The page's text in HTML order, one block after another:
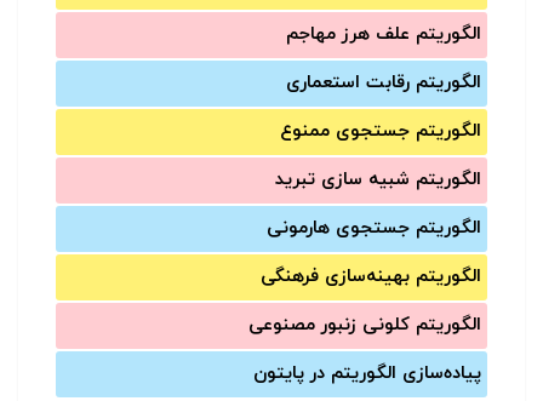
الگوریتم علف هرز مهاجم
الگوریتم رقابت استعماری
الگوریتم جستجوی ممنوع
الگوریتم شبیه سازی تبرید
الگوریتم جستجوی هارمونی
الگوریتم بهینه‌سازی فرهنگی
الگوریتم کلونی زنبور مصنوعی
پیاده‌سازی الگوریتم در پایتون